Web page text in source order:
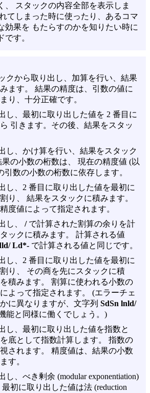
、 スタックの内容全部を表示しま
てしまった時に使ったり、あるコマ
効果を もたらすのかを知りたい時に
です。
クから取り出し、加算を行い、結果
ます。 結果の精度は、引数の値に
り、十分正確です。
し、最初に取り出した値を 2 番目に
引きます。その後、結果をスタッ
し、かけ算を行い、結果をスタック
の小数の桁数は、 現在の精度値 (以
引数の小数の桁数に依存します。
し、2 番目に取り出した値を最初に
り、 結果をスタックに積みます。
度値によって指定されます。
し、 /で計算された割算の余りを計
ックに積みます。 計算される値
Ld*- で計算される値と同じです。
し、2 番目に取り出した値を最初に
り、 その商を先にスタックに積
積みます。 割算に使われる小数の
よって指定されます。 (エラーチェ
に異なりますが、文字列 SdSn lnld/
能と同様に働くでしょう。)
し、最初に取り出した値を指数と
底として指数計算します。 指数の
されます。 精度値は、結果の小数
す。
し、べき剰余 (modular exponentiation)
初に取り出した値は法 (reduction